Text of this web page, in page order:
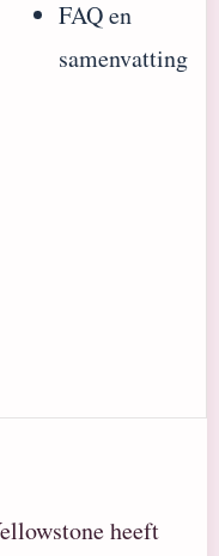
FAQ en
samenvatting
heeft